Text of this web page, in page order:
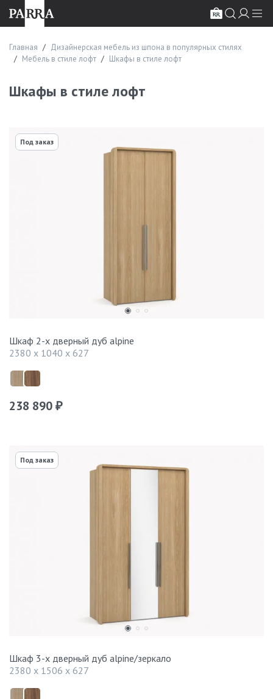
Главная
Дизайнерская мебель из шпона в популярных стилях
Мебель в стиле лофт
Шкафы в стиле лофт
Шкафы в стиле лофт
Под заказ
Шкаф 2-х дверный дуб alpine
2380 x 1040 x 627
238 890 ₽
Под заказ
Шкаф 3-х дверный дуб alpine/зеркало
2380 x 1506 x 627